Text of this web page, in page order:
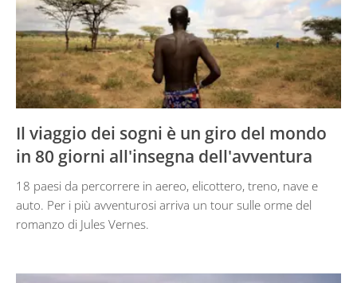
Il viaggio dei sogni è un giro del mondo
in 80 giorni all'insegna dell'avventura
18 paesi da percorrere in aereo, elicottero, treno, nave e
auto. Per i più avventurosi arriva un tour sulle orme del
romanzo di Jules Vernes.